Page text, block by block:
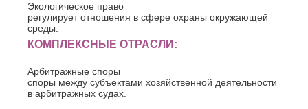
Экологическое право
регулирует отношения в сфере охраны окружающей
среды.
КОМПЛЕКСНЫЕ ОТРАСЛИ:
Арбитражные споры
споры между субъектами хозяйственной деятельности
в арбитражных судах.